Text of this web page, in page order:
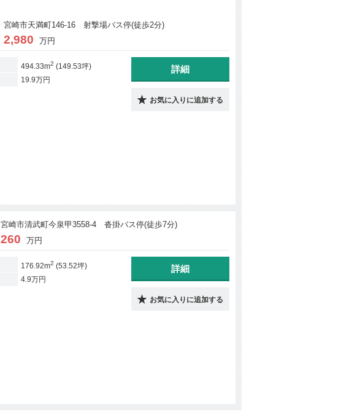
宮崎市天満町146-16 射撃場バス停(徒歩2分)
2,980 万円
494.33m2 (149.53坪)
19.9万円
詳細
お気に入りに追加する
宮崎市清武町今泉甲3558-4 沓掛バス停(徒歩7分)
260 万円
176.92m2 (53.52坪)
4.9万円
詳細
お気に入りに追加する